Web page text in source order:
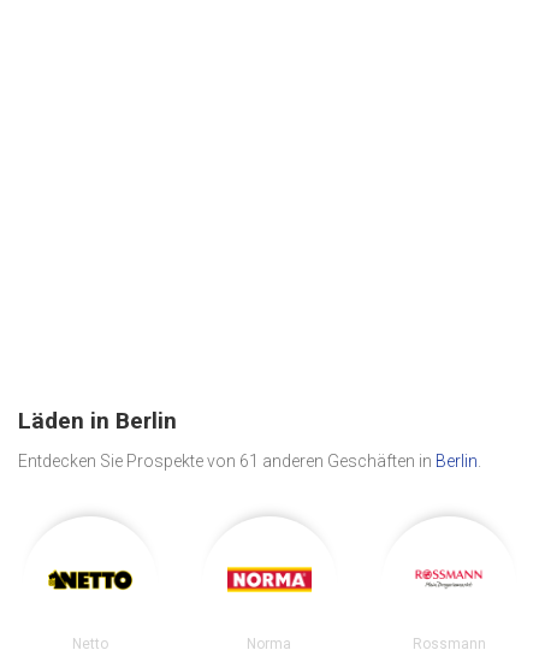
Läden in Berlin
Entdecken Sie Prospekte von 61 anderen Geschäften in Berlin
Netto Norma Rossmann